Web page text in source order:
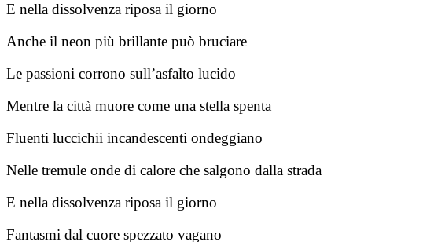
E nella dissolvenza riposa il giorno
Anche il neon più brillante può bruciare
Le passioni corrono sull’asfalto lucido
Mentre la città muore come una stella spenta
Fluenti luccichii incandescenti ondeggiano
Nelle tremule onde di calore che salgono dalla strada
E nella dissolvenza riposa il giorno
Fantasmi dal cuore spezzato vagano